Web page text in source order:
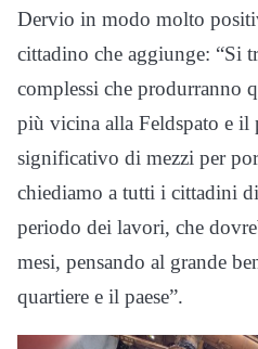
Dervio in modo molto
cittadino che aggiunge: “Si
complessi che produrranno
più vicina alla Feldspato e il
significativo di mezzi per
chiediamo a tutti i cittadini
periodo dei lavori, che
mesi, pensando al grande
quartiere e il paese”.